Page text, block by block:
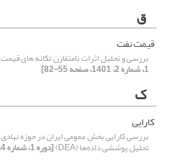
ق
قیمت نفت
بررسی و تحلیل اثرات نامتقارن تکانه های
1، شماره 2، 1401، صفحه 55-82]
ک
کارایی
بررسی کارایی بخش عمومی ایران در حوزه
تحلیل پوششی داده‌ها (DEA) [دوره 1، شماره 4، 1401، صفحه 139-159]